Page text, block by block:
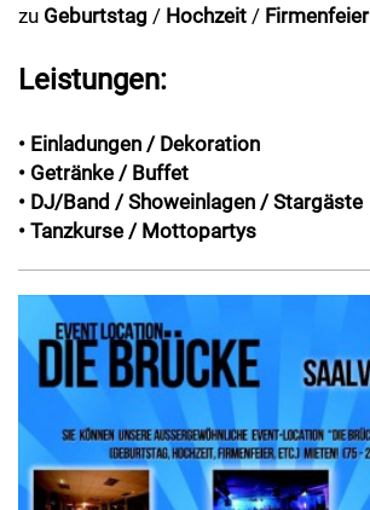
zu Geburtstag / Hochzeit / Firmenfeier
Leistungen:
• Einladungen / Dekoration
• Getränke / Buffet
• DJ/Band / Showeinlagen / Stargäste
• Tanzkurse / Mottopartys
Previous